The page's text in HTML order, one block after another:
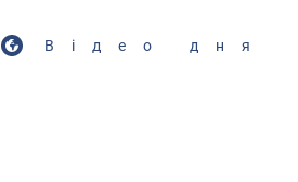
Відео дня